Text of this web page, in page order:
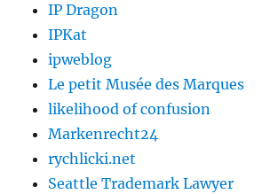
IP Dragon
IPKat
ipweblog
Le petit Musée des Marques
likelihood of confusion
Markenrecht24
rychlicki.net
Seattle Trademark Lawyer